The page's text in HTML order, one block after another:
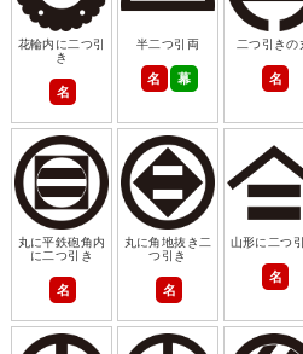
花輪内に二つ引
き
名
半二つ引両
名 幕
二つ引きの
名
丸に平鉄砲角内
に二つ引き
名
丸に角地抜き二
つ引き
名
山形に二つ
名